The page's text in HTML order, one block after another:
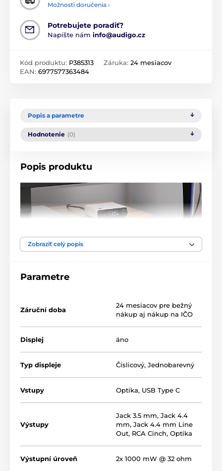
Možnosti doručenia ›
Potrebujete poradiť?
Napíšte nám info@audigo.cz
Kód produktu: P385313
EAN: 6977577363484
Záruka: 24 mesiacov
Popis a parametre
Hodnotenie (0)
Popis produktu
Zosilňovač, D/A prevodník
aj ekvalizér
slúchadlovým zosilňovačom s výkonomaž 1 W @ 32 Ω
výstupom pre nadväzujúce zosilňovače a D/A
prevodníky. Dovoľuje totiž prijať dáta, aplikovať na ne
úpravu parametrickým ekvalizérom a odovzdať ich
ďalej ako digitálny signál alebo linku.
je však predovšetkým symetrický slúchadlový
dvoma slúchadlovými výstupmi (3.5 mm a symetrický
Zobraziť celý popis
Parametre
Záruční doba
24 mesiacov pre bežný
nákup aj nákup na IČO
Displej áno
Typ displeje Číslicový, Jednobarevný
Vstupy Optika, USB Type C
Výstupy
Jack 3.5 mm, Jack 4.4
mm, Jack 4.4 mm Line
Out, RCA Cinch, Optika
Výstupní úroveň 2x 1000 mW @ 32 ohm